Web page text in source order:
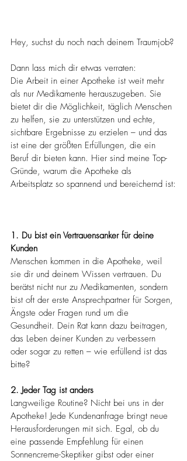
Hey, suchst du noch nach deinem Traumjob?
Dann lass mich dir etwas verraten:
Die Arbeit in einer Apotheke ist weit mehr
als nur Medikamente herauszugeben. Sie
bietet dir die Möglichkeit, täglich Menschen
zu helfen, sie zu unterstützen und echte,
sichtbare Ergebnisse zu erzielen – und das
ist eine der größten Erfüllungen, die ein
Beruf dir bieten kann. Hier sind meine Top-
Gründe, warum die Apotheke als
Arbeitsplatz so spannend und bereichernd ist:
1. Du bist ein Vertrauensanker für deine
Kunden
Menschen kommen in die Apotheke, weil
sie dir und deinem Wissen vertrauen. Du
berätst nicht nur zu Medikamenten, sondern
bist oft der erste Ansprechpartner für Sorgen,
Ängste oder Fragen rund um die
Gesundheit. Dein Rat kann dazu beitragen,
das Leben deiner Kunden zu verbessern
oder sogar zu retten – wie erfüllend ist das
bitte?
2. Jeder Tag ist anders
Langweilige Routine? Nicht bei uns in der
Apotheke! Jede Kundenanfrage bringt neue
Herausforderungen mit sich. Egal, ob du
eine passende Empfehlung für einen
Sonnencreme-Skeptiker gibst oder einer